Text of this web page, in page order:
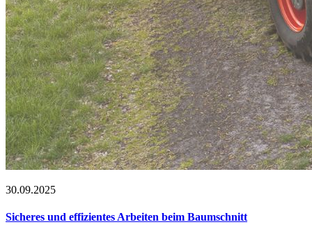
30.09.2025
Sicheres und effizientes Arbeiten beim Baumschnitt